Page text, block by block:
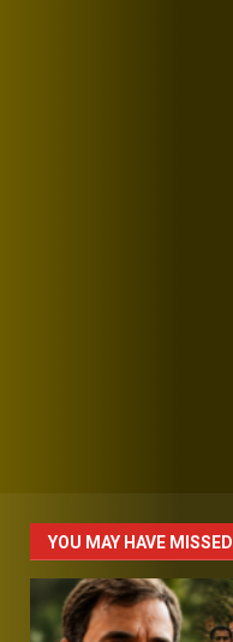
YOU MAY HAVE MISSED